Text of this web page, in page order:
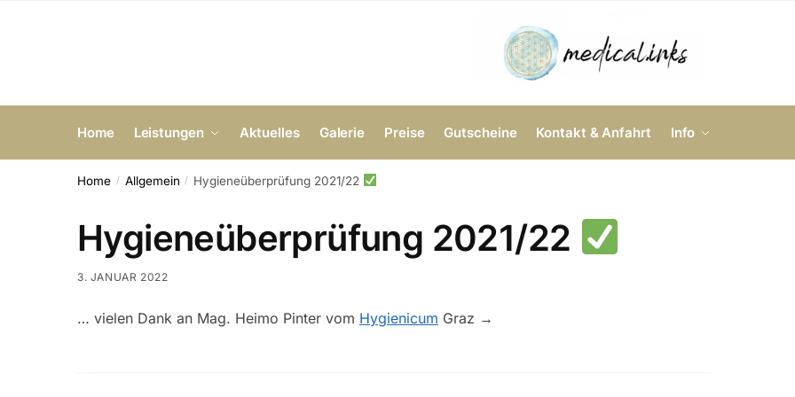
Home Leistungen Aktuelles Galerie Preise Gutscheine Kontakt & Anfahrt Info
Home / Allgemein / Hygieneüberprüfung 2021/22
Hygieneüberprüfung 2021/22
3. JANUAR 2022
… vielen Dank an Mag. Heimo Pinter vom Hygienicum Graz →